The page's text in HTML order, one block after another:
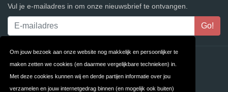
Om jouw bezoek aan onze website nog makkelijk en persoonlijker te
maken zetten we cookies (en daarmee vergelijkbare technieken) in.
Met deze cookies kunnen wij en derde partijen informatie over jou
verzamelen en jouw internetgedrag binnen (en mogelijk ook buiten)
Vul je e-mailadres in om onze nieuwsbrief te ontvangen.
Contact Privacy
Algemene FAQ